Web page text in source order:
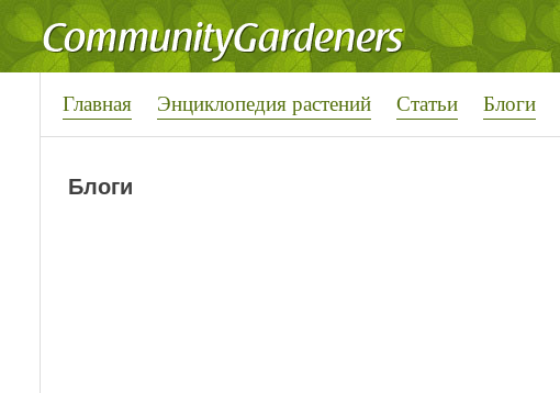
Главная Энциклопедия растений Статьи Блоги
Блоги